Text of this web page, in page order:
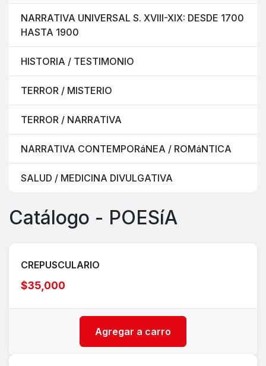
NARRATIVA UNIVERSAL S. XVIII-XIX: DESDE 1700
HASTA 1900
HISTORIA / TESTIMONIO
TERROR / MISTERIO
TERROR / NARRATIVA
NARRATIVA CONTEMPORáNEA / ROMáNTICA
SALUD / MEDICINA DIVULGATIVA
Catálogo - POESíA
CREPUSCULARIO
$35,000
Agregar a carro